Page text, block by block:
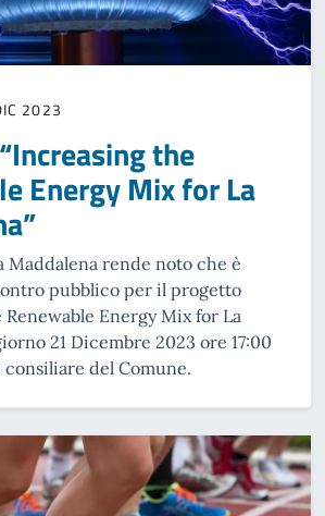
2023
the
Energy Mix for La
Maddalena rende noto che è
pubblico per il progetto
Energy Mix for La
21 Dicembre 2023 ore 17:00
consiliare del Comune.